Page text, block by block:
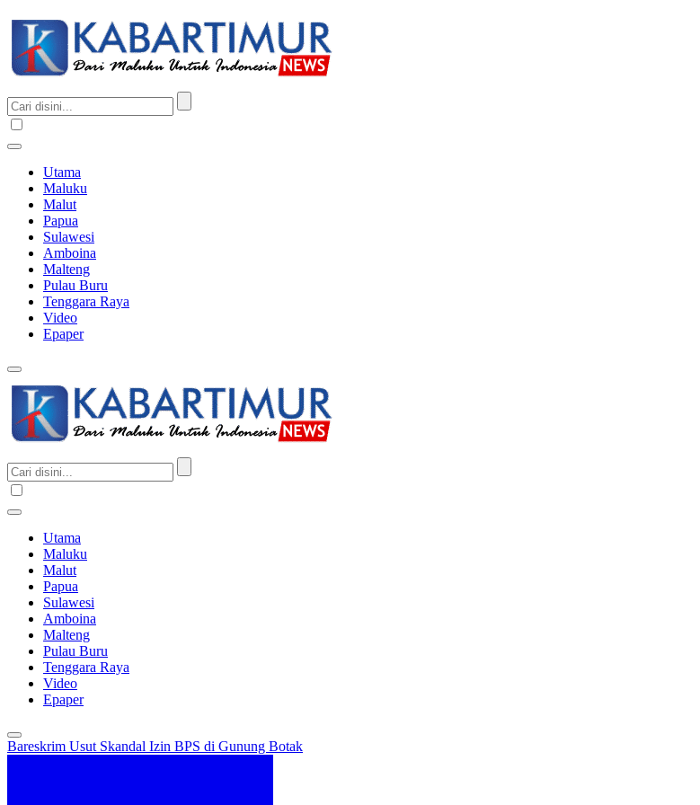
Utama
Maluku
Malut
Papua
Sulawesi
Amboina
Malteng
Pulau Buru
Tenggara Raya
Video
Epaper
Utama
Maluku
Malut
Papua
Sulawesi
Amboina
Malteng
Pulau Buru
Tenggara Raya
Video
Epaper
Bareskrim Usut Skandal Izin BPS di Gunung Botak